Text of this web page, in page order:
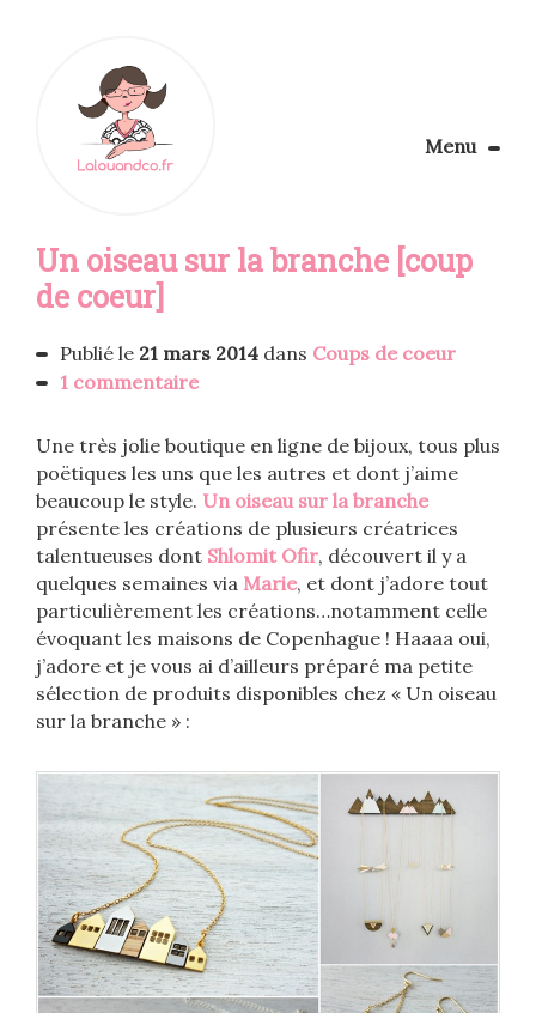
Menu
Apprendre la couture
Aménager son coin couture
Un oiseau sur la branche [coup
de coeur]
Publié le 21 mars 2014 dans Coups de coeur
1 commentaire
Une très jolie boutique en ligne de bijoux, tous plus
poëtiques les uns que les autres et dont j’aime
beaucoup le style. Un oiseau sur la branche
présente les créations de plusieurs créatrices
talentueuses dont Shlomit Ofir, découvert il y a
quelques semaines via Marie, et dont j’adore tout
particulièrement les créations…notamment celle
évoquant les maisons de Copenhague ! Haaaa oui,
j’adore et je vous ai d’ailleurs préparé ma petite
sélection de produits disponibles chez « Un oiseau
sur la branche » :